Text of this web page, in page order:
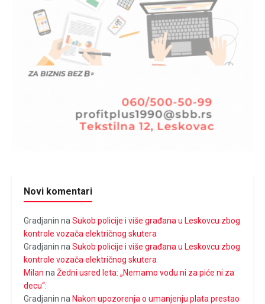
Novi komentari
Gradjanin na Sukob policije i više građana u Leskovcu zbog
kontrole vozača električnog skutera
Gradjanin na Sukob policije i više građana u Leskovcu zbog
kontrole vozača električnog skutera
Milan na Žedni usred leta: „Nemamo vodu ni za piće ni za
decu“:
Gradjanin na Nakon upozorenja o umanjenju plata prestao